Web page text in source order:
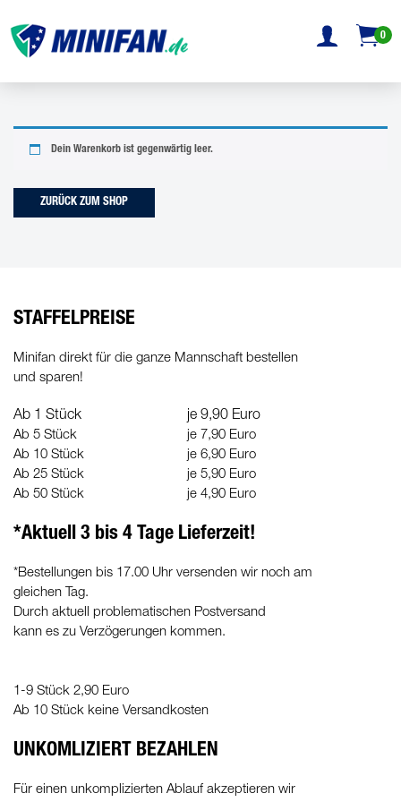
0
Dein Warenkorb ist gegenwärtig leer.
ZURÜCK ZUM SHOP
STAFFELPREISE
Minifan direkt für die ganze Mannschaft bestellen
und sparen!
Ab 1 Stück je 9,90 Euro
Ab 5 Stück
je 7,90 Euro
Ab 10 Stück
je 6,90 Euro
Ab 25 Stück
je 5,90 Euro
Ab 50 Stück
je 4,90 Euro
*Aktuell 3 bis 4 Tage Lieferzeit!
*Bestellungen bis 17.00 Uhr versenden wir noch am
gleichen Tag.
Durch aktuell problematischen Postversand
kann es zu Verzögerungen kommen.
1-9 Stück 2,90 Euro
Ab 10 Stück keine Versandkosten
UNKOMLIZIERT BEZAHLEN
Für einen unkomplizierten Ablauf akzeptieren wir